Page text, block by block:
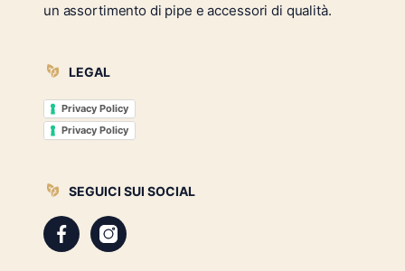
un assortimento di pipe e accessori di qualità.
LEGAL
Privacy Policy
Privacy Policy
SEGUICI SUI SOCIAL